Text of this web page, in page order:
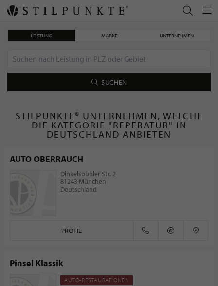
LEISTUNG MARKE UNTERNEHMEN
SUCHEN
STILPUNKTE® UNTERNEHMEN, WELCHE
DIE KATEGORIE "REPERATUR" IN
DEUTSCHLAND ANBIETEN
AUTO OBERRAUCH
Dinkelsbühler Str. 2
81243 München
Deutschland
PROFIL
Pinsel Klassik
AUTO-RESTAURATIONEN